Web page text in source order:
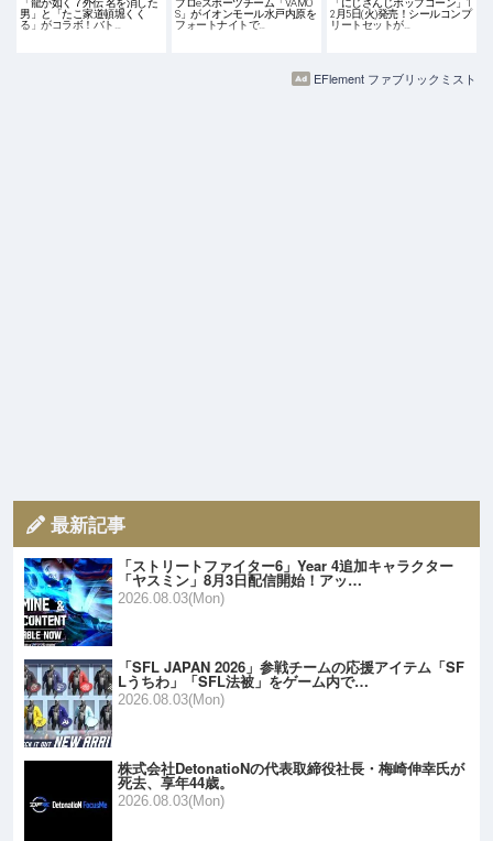
「龍が如く７外伝 名を消した
男」と「たこ家道頓堀くく
る」がコラボ！バト…
プロeスポーツチーム「VAMO
S」がイオンモール水戸内原を
フォートナイトで…
「にじさんじポップコーン」1
2月5日(火)発売！シールコンプ
リートセットが…
EFlement ファブリックミスト
最新記事
「ストリートファイター6」Year 4追加キャラクター
「ヤスミン」8月3日配信開始！アッ…
2026.08.03(Mon)
「SFL JAPAN 2026」参戦チームの応援アイテム「SF
Lうちわ」「SFL法被」をゲーム内で…
2026.08.03(Mon)
株式会社DetonatioNの代表取締役社長・梅崎伸幸氏が
死去、享年44歳。
2026.08.03(Mon)